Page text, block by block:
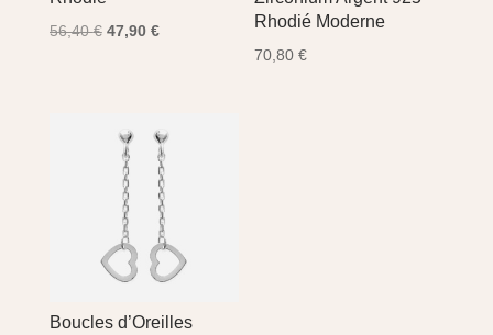
56,40€ Le
56,40 €.
47,90 €Le
47,90 €.
Rhodié Moderne
70,80€
Boucles d’Oreilles